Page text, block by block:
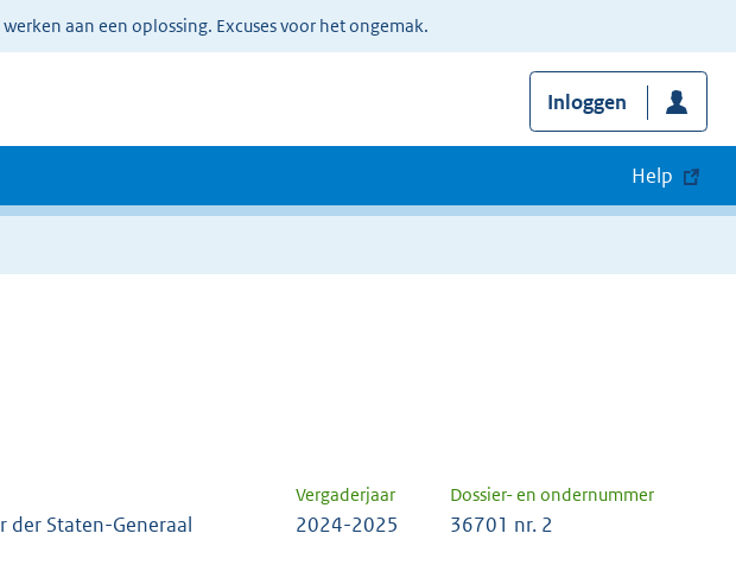
aan een oplossing. Excuses voor het ongemak.
Inloggen
Help
Vergaderjaar Dossier- en ondernummer
der Staten-Generaal 2024-2025 36701 nr. 2